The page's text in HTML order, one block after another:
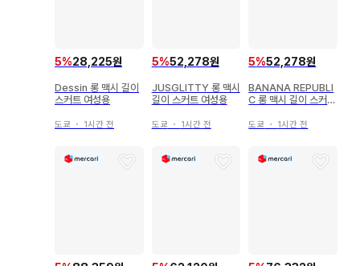
5%28,225원
Dessin 롱 맥시 길이
스커트 여성용
도쿄 ・ 1시간 전
5%52,278원
JUSGLITTY 롱 맥시
길이 스커트 여성용
도쿄 ・ 1시간 전
5%52,278원
BANANA REPUBLI
C 롱 맥시 길이 스커트
도쿄 ・ 1시간 전